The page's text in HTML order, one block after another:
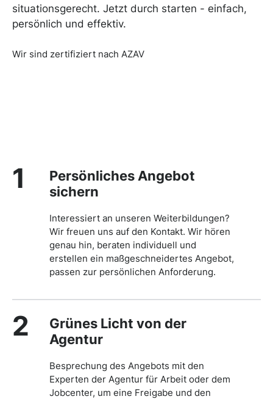
situationsgerecht. Jetzt durch starten - einfach,
persönlich und effektiv.
Wir sind zertifiziert nach AZAV
1
Persönliches Angebot
sichern
Interessiert an unseren Weiterbildungen?
Wir freuen uns auf den Kontakt. Wir hören
genau hin, beraten individuell und
erstellen ein maßgeschneidertes Angebot,
passen zur persönlichen Anforderung.
2
Grünes Licht von der
Agentur
Besprechung des Angebots mit den
Experten der Agentur für Arbeit oder dem
Jobcenter, um eine Freigabe und den